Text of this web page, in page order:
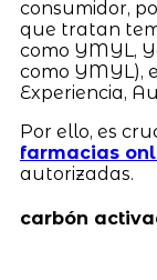
consumidor,
que tratan
como YMYL,
como YMYL),
Experiencia,
Por ello, es
farmacias
autorizadas.
carbón